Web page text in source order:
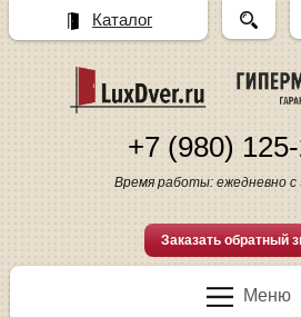
+7 (980)
Время работы: ежедневно с
Заказать обратный
Меню
Каталог